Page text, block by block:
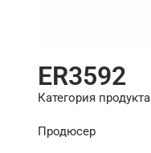
ER3592
Категория продукта
Продюсер